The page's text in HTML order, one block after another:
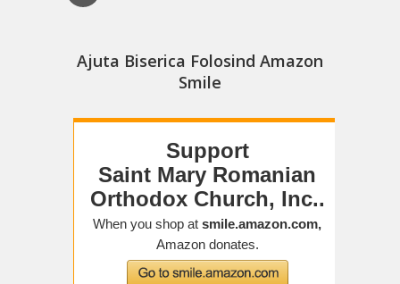
Ajuta Biserica Folosind Amazon
Smile